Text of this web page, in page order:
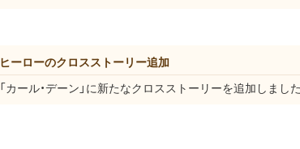
ヒーローのクロスストーリー追加
「カール・デーン」に新たなクロスストーリーを追加しまし